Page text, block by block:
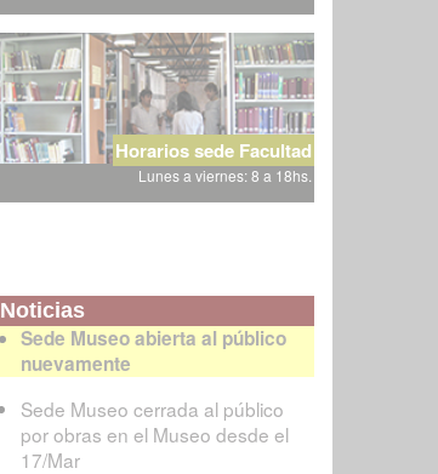
Horarios sede Facultad
Lunes a viernes: 8 a 18hs.
Noticias
Sede Museo abierta al público
nuevamente
Sede Museo cerrada al público
por obras en el Museo desde el
17/Mar